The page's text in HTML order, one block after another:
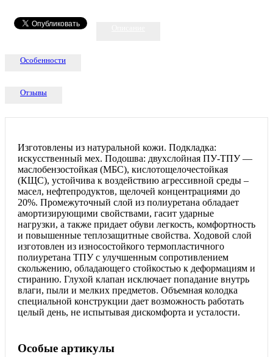
Особенности
Отзывы
Изготовлены из натуральной кожи. Подкладка:
искусственный мех. Подошва: двухслойная ПУ-ТПУ —
маслобензостойкая (МБС), кислотощелочестойкая
(КЩС), устойчива к воздействию агрессивной среды –
масел, нефтепродуктов, щелочей концентрациями до
20%. Промежуточный слой из полиуретана обладает
амортизирующими свойствами, гасит ударные
нагрузки, а также придает обуви легкость, комфортность
и повышенные теплозащитные свойства. Ходовой слой
изготовлен из износостойкого термопластичного
полиуретана ТПУ с улучшенным сопротивлением
скольжению, обладающего стойкостью к деформациям и
стиранию. Глухой клапан исключает попадание внутрь
влаги, пыли и мелких предметов. Объемная колодка
специальной конструкции дает возможность работать
целый день, не испытывая дискомфорта и усталости.
Особые артикулы